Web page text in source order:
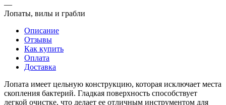
—
Лопаты, вилы и грабли
Описание
Отзывы
Как купить
Оплата
Доставка
Лопата имеет цельную конструкцию, которая исключает места
скопления бактерий. Гладкая поверхность способствует
легкой очистке, что делает ее отличным инструментом для